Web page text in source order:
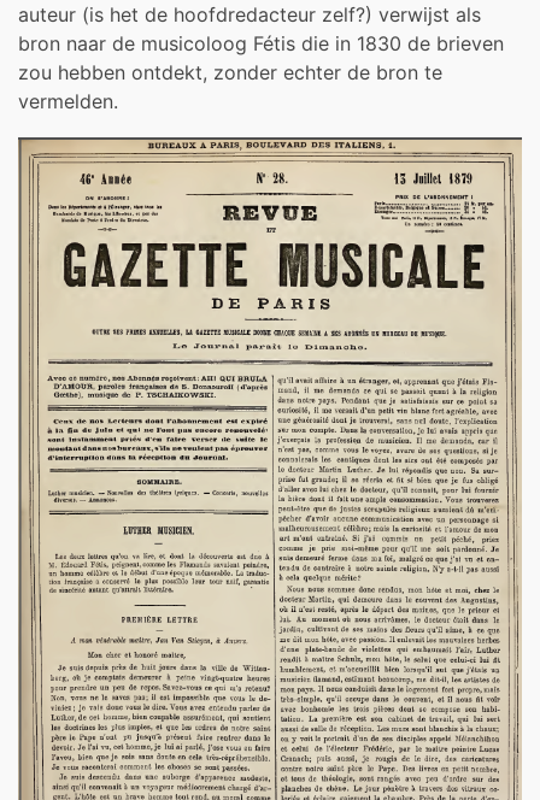
auteur (is het de hoofdredacteur zelf?) verwijst als
bron naar de musicoloog Fétis die in 1830 de brieven
zou hebben ontdekt, zonder echter de bron te
vermelden.